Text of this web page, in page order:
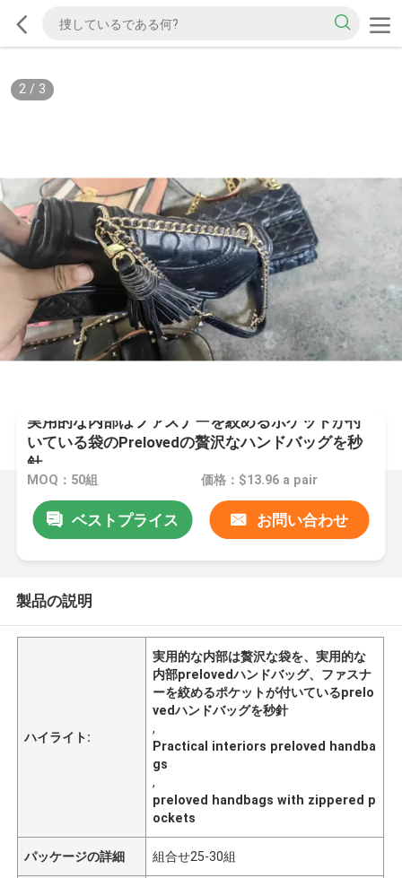
2/ 3
実用的な内部はファスナーを絞めるポケットが付
いている袋のPrelovedの贅沢なハンドバッグを秒
針
MOQ：50組 価格：$13.96 a pair
ベストプライス お問い合わせ
製品の説明
ハイライト:
実用的な内部は贅沢な袋を、実用的な
内部prelovedハンドバッグ、ファスナ
ーを絞めるポケットが付いているprelo
vedハンドバッグを秒針
,
Practical interiors preloved handba
gs
,
preloved handbags with zippered p
ockets
パッケージの詳細 組合せ25-30組